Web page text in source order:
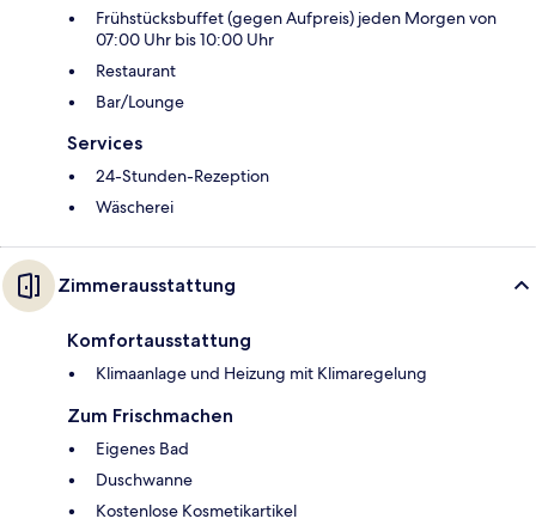
Frühstücksbuffet (gegen Aufpreis) jeden Morgen von
07:00 Uhr bis 10:00 Uhr
Restaurant
Bar/Lounge
Services
24-Stunden-Rezeption
Wäscherei
Zimmerausstattung
Komfortausstattung
Klimaanlage und Heizung mit Klimaregelung
Zum Frischmachen
Eigenes Bad
Duschwanne
Kostenlose Kosmetikartikel